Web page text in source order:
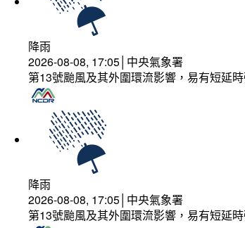
降雨
2026-08-08, 17:05│中央氣象署
第13號颱風及其外圍環流影響，易有短延
降雨
2026-08-08, 17:05│中央氣象署
第13號颱風及其外圍環流影響，易有短延